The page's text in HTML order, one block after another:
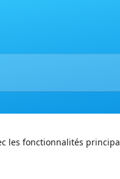
les fonctionnalités